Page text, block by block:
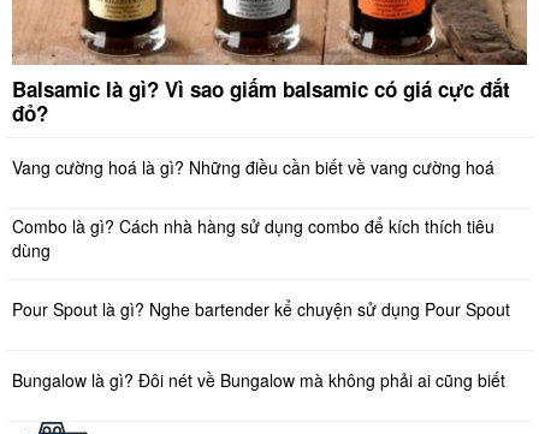
Balsamic là gì? Vì sao giấm balsamic có giá cực đắt
đỏ?
Vang cường hoá là gì? Những điều cần biết về vang cường hoá
Combo là gì? Cách nhà hàng sử dụng combo để kích thích tiêu
dùng
Pour Spout là gì? Nghe bartender kể chuyện sử dụng Pour Spout
Bungalow là gì? Đôi nét về Bungalow mà không phải ai cũng biết